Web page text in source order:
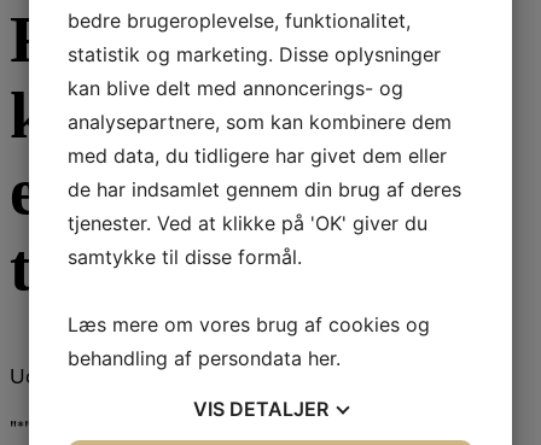
Få et Gratis
konsulentbesøg
eller et gratis
tilbud
Udfyld formularen og vi kontakter dig
"*" indicates required fields
bedre brugeroplevelse, funktionalitet,
statistik og marketing. Disse oplysninger
kan blive delt med annoncerings- og
analysepartnere, som kan kombinere dem
med data, du tidligere har givet dem eller
de har indsamlet gennem din brug af deres
tjenester. Ved at klikke på 'OK' giver du
samtykke til disse formål.
Læs mere om vores brug af cookies og
behandling af persondata her.
VIS DETALJER